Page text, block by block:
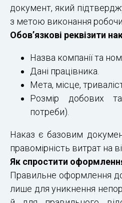
документ, який
з метою виконання
Обов’язкові реквізити
Назва компанії та
Дані працівника.
Мета, місце,
Розмір добових
потреби).
Наказ є базовим
правомірність витрат на
Як спростити
Правильне оформлення
лише для уникнення